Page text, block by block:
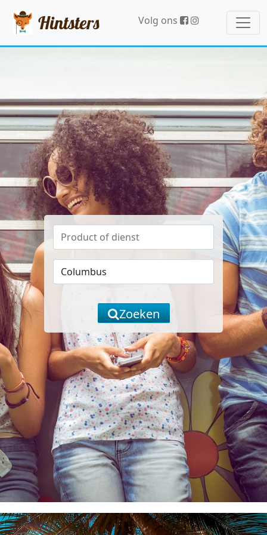
Hintsters Volg ons
Zoeken